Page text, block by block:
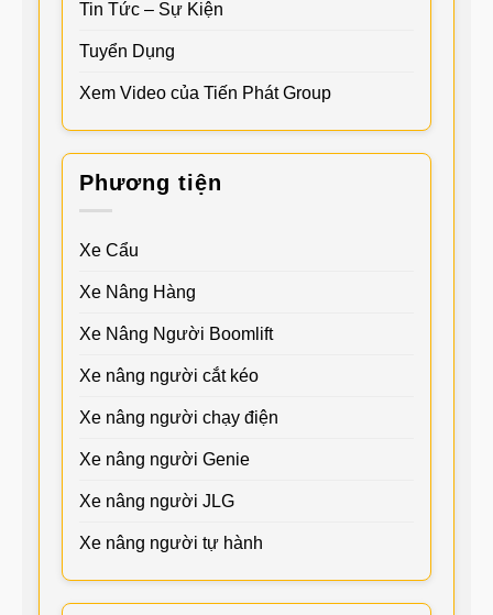
Tin Tức – Sự Kiện
Tuyển Dụng
Xem Video của Tiến Phát Group
Phương tiện
Xe Cẩu
Xe Nâng Hàng
Xe Nâng Người Boomlift
Xe nâng người cắt kéo
Xe nâng người chạy điện
Xe nâng người Genie
Xe nâng người JLG
Xe nâng người tự hành